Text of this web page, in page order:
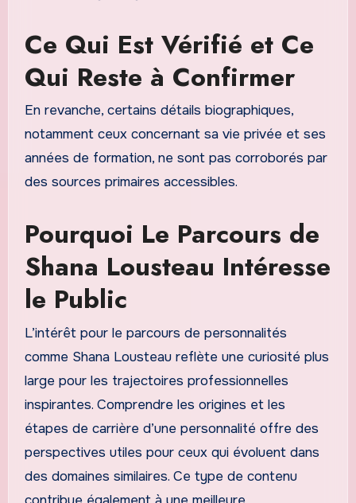
Ce Qui Est Vérifié et Ce
Qui Reste à Confirmer
En revanche, certains détails biographiques,
notamment ceux concernant sa vie privée et ses
années de formation, ne sont pas corroborés par
des sources primaires accessibles.
Pourquoi Le Parcours de
Shana Lousteau Intéresse
le Public
L’intérêt pour le parcours de personnalités
comme Shana Lousteau reflète une curiosité plus
large pour les trajectoires professionnelles
inspirantes. Comprendre les origines et les
étapes de carrière d’une personnalité offre des
perspectives utiles pour ceux qui évoluent dans
des domaines similaires. Ce type de contenu